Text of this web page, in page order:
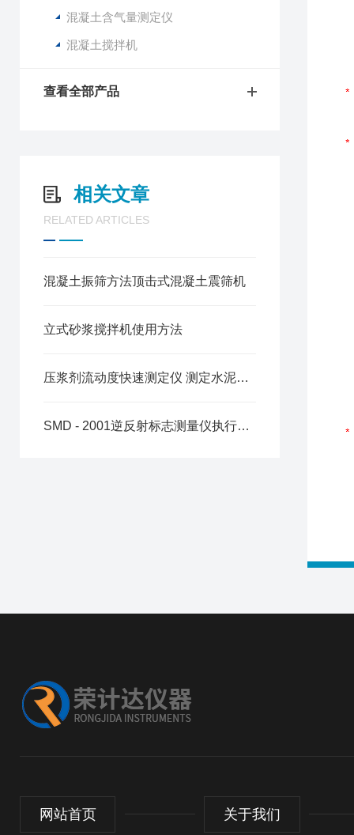
混凝土含气量测定仪
混凝土搅拌机
查看全部产品
相关文章
RELATED ARTICLES
混凝土振筛方法顶击式混凝土震筛机
立式砂浆搅拌机使用方法
压浆剂流动度快速测定仪 测定水泥砂浆的流动性操作使用
SMD - 2001逆反射标志测量仪执行标准
网站首页 关于我们